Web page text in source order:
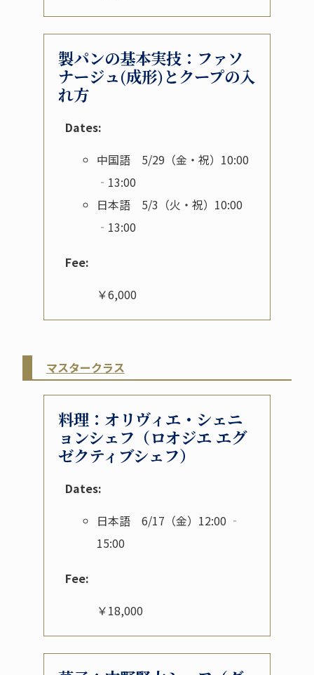
製パンの基本実技：ファソ
ナージュ(成形)とクープの入
れ方
Dates:
中国語 5/29（金・祝）10:00
‐13:00
日本語 5/3（火・祝）10:00
‐13:00
Fee:
￥6,000
マスタークラス
料理：オリヴィエ・シェニ
ョンシェフ（ロオジエ エグ
ゼクティブシェフ）
Dates:
日本語 6/17（金）12:00 ‐
15:00
Fee:
￥18,000